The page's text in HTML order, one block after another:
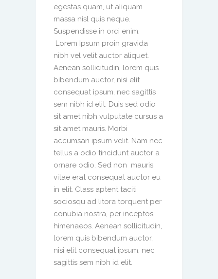
egestas quam, ut aliquam
massa nisl quis neque.
Suspendisse in orci enim.
Lorem Ipsum proin gravida
nibh vel velit auctor aliquet.
Aenean sollicitudin, lorem quis
bibendum auctor, nisi elit
consequat ipsum, nec sagittis
sem nibh id elit. Duis sed odio
sit amet nibh vulputate cursus a
sit amet mauris. Morbi
accumsan ipsum velit. Nam nec
tellus a odio tincidunt auctor a
ornare odio. Sed non mauris
vitae erat consequat auctor eu
in elit. Class aptent taciti
sociosqu ad litora torquent per
conubia nostra, per inceptos
himenaeos. Aenean sollicitudin,
lorem quis bibendum auctor,
nisi elit consequat ipsum, nec
sagittis sem nibh id elit.